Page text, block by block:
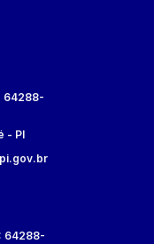
64288-
- PI
64288-